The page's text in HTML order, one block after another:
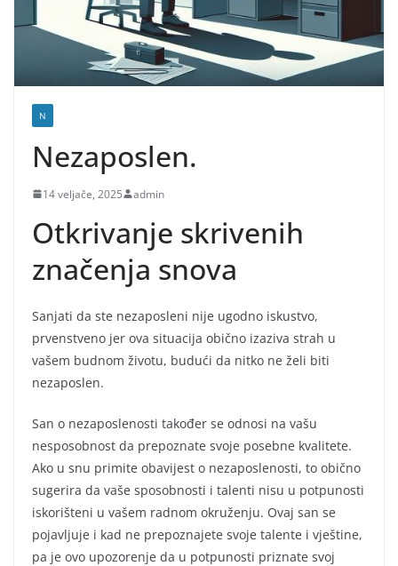
N
Nezaposlen.
14 veljače, 2025 admin
Otkrivanje skrivenih
značenja snova
Sanjati da ste nezaposleni nije ugodno iskustvo,
prvenstveno jer ova situacija obično izaziva strah u
vašem budnom životu, budući da nitko ne želi biti
nezaposlen.
San o nezaposlenosti također se odnosi na vašu
nesposobnost da prepoznate svoje posebne kvalitete.
Ako u snu primite obavijest o nezaposlenosti, to obično
sugerira da vaše sposobnosti i talenti nisu u potpunosti
iskorišteni u vašem radnom okruženju. Ovaj san se
pojavljuje i kad ne prepoznajete svoje talente i vještine,
pa je ovo upozorenje da u potpunosti priznate svoj